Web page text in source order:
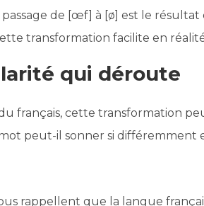
passage de [œf] à [ø] est le résultat
transformation facilite en
qui déroute
français, cette transformation
peut-il sonner si différemment
rappellent que la langue